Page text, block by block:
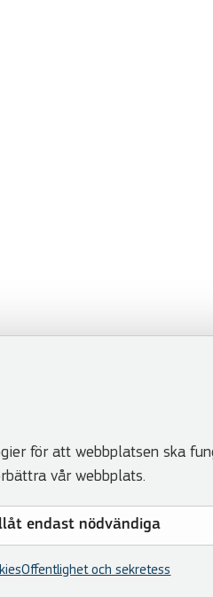
för att webbplatsen ska
vår webbplats.
endast nödvändiga
Offentlighet och sekretess